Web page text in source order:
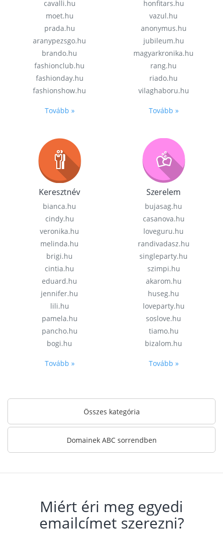
cavalli.hu
moet.hu
prada.hu
aranypezsgo.hu
brando.hu
fashionclub.hu
fashionday.hu
fashionshow.hu
Tovább »
honfitars.hu
vazul.hu
anonymus.hu
jubileum.hu
magyarkronika.hu
rang.hu
riado.hu
vilaghaboru.hu
Tovább »
Keresztnév
bianca.hu
cindy.hu
veronika.hu
melinda.hu
brigi.hu
cintia.hu
eduard.hu
jennifer.hu
lili.hu
pamela.hu
pancho.hu
bogi.hu
Tovább »
Szerelem
bujasag.hu
casanova.hu
loveguru.hu
randivadasz.hu
singleparty.hu
szimpi.hu
akarom.hu
huseg.hu
loveparty.hu
soslove.hu
tiamo.hu
bizalom.hu
Tovább »
Összes kategória
Domainek ABC sorrendben
Miért éri meg egyedi
emailcímet szerezni?